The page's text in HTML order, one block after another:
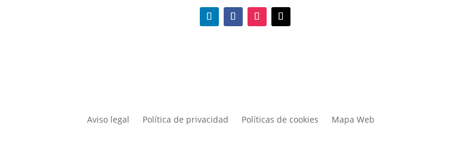
Aviso legal Política de privacidad Políticas de cookies Mapa Web